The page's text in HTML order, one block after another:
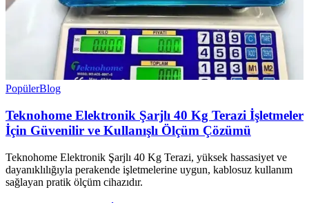
PopülerBlog
Teknohome Elektronik Şarjlı 40 Kg Terazi İşletmeler
İçin Güvenilir ve Kullanışlı Ölçüm Çözümü
Teknohome Elektronik Şarjlı 40 Kg Terazi, yüksek hassasiyet ve
dayanıklılığıyla perakende işletmelerine uygun, kablosuz kullanım
sağlayan pratik ölçüm cihazıdır.